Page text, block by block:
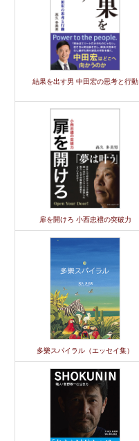
結果を出す男 中田宏の思考と行動
扉を開けろ 小西忠禮の突破力
多樂スパイラル（エッセイ集）